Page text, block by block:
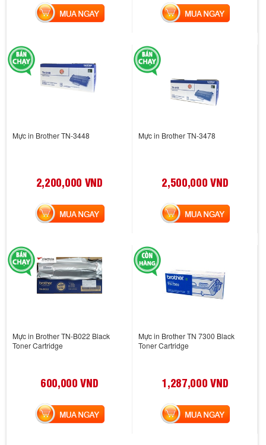
MUA NGAY MUA NGAY
Mực in Brother TN-3448
2,200,000 VND
MUA NGAY
Mực in Brother TN-3478
2,500,000 VND
MUA NGAY
Mực in Brother TN-B022 Black
Toner Cartridge
600,000 VND
MUA NGAY
Mực in Brother TN 7300 Black
Toner Cartridge
1,287,000 VND
MUA NGAY